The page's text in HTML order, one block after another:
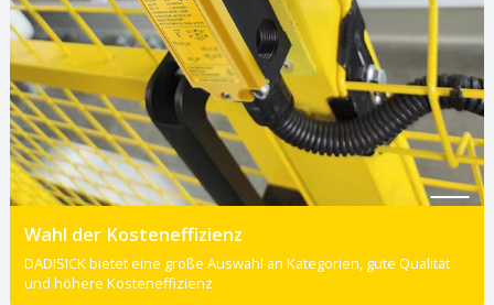
Wahl der Kosteneffizienz
DADISICK bietet eine große Auswahl an Kategorien, gute Qualität
und höhere Kosteneffizienz